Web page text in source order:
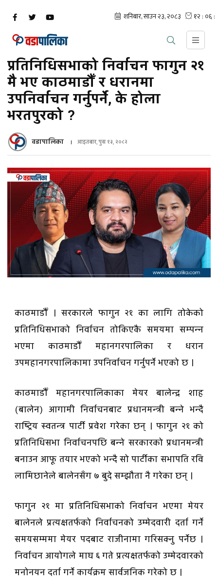
प्रतिनिधिसभाको निर्वाचन फागुन २१
मै भए काठमाडौँ र धरानमा
उपनिर्वाचन गर्नुपर्ने, के होला
भरतपुरको ?
वडापालिका आइतबार, पुस १३, २०८२
काठमाडौँ । सरकारले फागुन २१ का लागि तोकेको
प्रतिनिधिसभाको निर्वाचन तोकिएकै समयमा सम्पन्न
भएमा काठमाडौँ महानगरपालिका र धरान
उपमहानगरपालिकामा उपनिर्वाचन गर्नुपर्ने भएको छ ।
काठमाडौँ महानगरपालिकाका मेयर बालेन्द्र शाह
(बालेन) आगामी निर्वाचनबाट प्रधानमन्त्री बन्ने भन्दै
राष्ट्रिय स्वतन्त्र पार्टी प्रवेश गरेका छन् । फागुन २१ को
प्रतिनिधिसभा निर्वाचनपछि बन्ने सरकारको प्रधानमन्त्री
बनाउन आफू तयार भएको भन्दै सो पार्टीका सभापति रवि
लामिछानेले बालेनसँग ७ बुदे सम्झौता नै गरेका छन् ।
फागुन २१ मा प्रतिनिधिसभाको निर्वाचन भएमा मेयर
बालेनले प्रत्यक्षतर्फको निर्वाचनको उम्मेदवारी दर्ता गर्ने
समयसम्ममा मेयर पदबाट राजीनामा गरिसक्नु पर्नेछ ।
निर्वाचन आयोगले माघ ६ गते प्रत्यक्षतर्फको उम्मेदवारको
मनोनयन दर्ता गर्ने कार्यक्रम सार्वजनिक गरेको छ ।